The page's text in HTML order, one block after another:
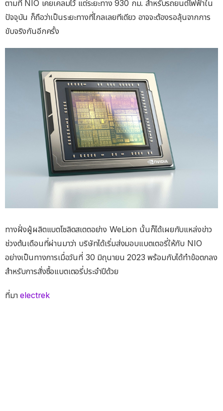
ตามที่ NIO เคยเคลมไว้ แต่ระยะทาง 930 กม. สำหรับรถยนต์ไฟฟ้าใน
ปัจจุบัน ก็ถือว่าเป็นระยะทางที่ไกลเลยทีเดียว อาจจะต้องรอลุ้นจากการ
ขับจริงกันอีกครั้ง
ทางฝั่งผู้ผลิตแบตโซลิดสเตตอย่าง WeLion นั้นก็ได้เผยกับแหล่งข่าว
ช่วงต้นเดือนที่ผ่านมาว่า บริษัทได้เริ่มส่งมอบแบตเตอรี่ให้กับ NIO
อย่างเป็นทางการเมื่อวันที่ 30 มิถุนายน 2023 พร้อมกับได้ทำข้อตกลง
สำหรับการสั่งซื้อแบตเตอรี่ประจำปีด้วย
ที่มาelectrek